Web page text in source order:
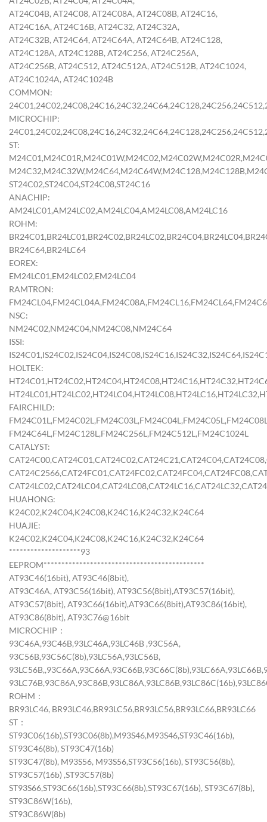
AT24C04B, AT24C08, AT24C08A, AT24C08B, AT24C16,
AT24C16A, AT24C16B, AT24C32, AT24C32A,
AT24C32B, AT24C64, AT24C64A, AT24C64B, AT24C128,
AT24C128A, AT24C128B, AT24C256, AT24C256A,
AT24C256B, AT24C512, AT24C512A, AT24C512B, AT24C1024,
AT24C1024A, AT24C1024B
COMMON:
MICROCHIP:
ST:
ST24C02,ST24C04,ST24C08,ST24C16
ANACHIP:
AM24LC01,AM24LC02,AM24LC04,AM24LC08,AM24LC16
ROHM:
BR24C64,BR24LC64
EOREX:
EM24LC01,EM24LC02,EM24LC04
RAMTRON:
NSC:
NM24C02,NM24C04,NM24C08,NM24C64
ISSI:
HOLTEK:
FAIRCHILD:
FM24C64L,FM24C128L,FM24C256L,FM24C512L,FM24C1024L
CATALYST:
HUAHONG:
K24C02,K24C04,K24C08,K24C16,K24C32,K24C64
HUAJIE:
K24C02,K24C04,K24C08,K24C16,K24C32,K24C64
********************93
EEPROM*********************************************
AT93C46(16bit), AT93C46(8bit),
AT93C46A, AT93C56(16bit), AT93C56(8bit),AT93C57(16bit),
AT93C57(8bit), AT93C66(16bit),AT93C66(8bit),AT93C86(16bit),
AT93C86(8bit), AT93C76@16bit
MICROCHIP：
93C46A,93C46B,93LC46A,93LC46B ,93C56A,
93C56B,93C56C(8b),93LC56A,93LC56B,
ROHM：
BR93LC46, BR93LC46,BR93LC56,BR93LC56,BR93LC66,BR93LC66
ST：
ST93C06(16b),ST93C06(8b),M93S46,M93S46,ST93C46(16b),
ST93C46(8b), ST93C47(16b)
ST93C47(8b), M93S56, M93S56,ST93C56(16b), ST93C56(8b),
ST93C57(16b) ,ST93C57(8b)
ST93S66,ST93C66(16b),ST93C66(8b),ST93C67(16b), ST93C67(8b),
ST93C86W(16b),
ST93C86W(8b)